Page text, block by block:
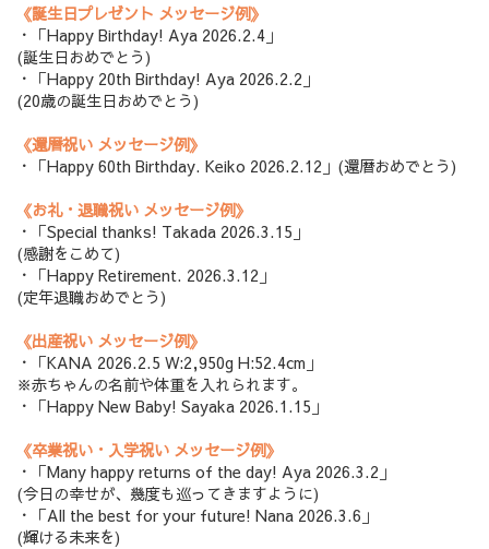
《誕生日プレゼント メッセージ例》
・「Happy Birthday! Aya 2026.2.4」
(誕生日おめでとう)
・「Happy 20th Birthday! Aya 2026.2.2」
(20歳の誕生日おめでとう)
《還暦祝い メッセージ例》
・「Happy 60th Birthday. Keiko 2026.2.12」(還暦おめでとう)
《お礼・退職祝い メッセージ例》
・「Special thanks! Takada 2026.3.15」
(感謝をこめて)
・「Happy Retirement. 2026.3.12」
(定年退職おめでとう)
《出産祝い メッセージ例》
・「KANA 2026.2.5 W:2,950g H:52.4cm」
※赤ちゃんの名前や体重を入れられます。
・「Happy New Baby! Sayaka 2026.1.15」
《卒業祝い・入学祝い メッセージ例》
・「Many happy returns of the day! Aya 2026.3.2」
(今日の幸せが、幾度も巡ってきますように)
・「All the best for your future! Nana 2026.3.6」
(輝ける未来を)